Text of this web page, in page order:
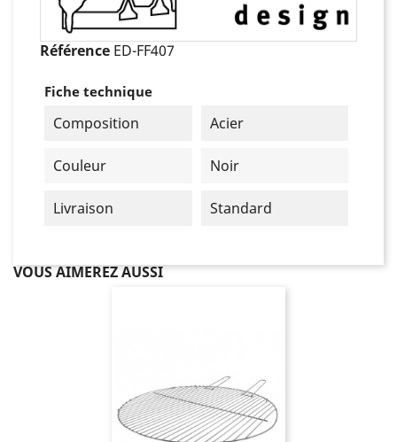
Référence ED-FF407
Fiche technique
Composition Acier
Couleur Noir
Livraison Standard
VOUS AIMEREZ AUSSI